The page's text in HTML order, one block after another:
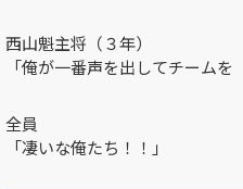
西山魁主将 （３年）
「俺が一番声を出してチーム
全員
「凄いな俺たち！！」